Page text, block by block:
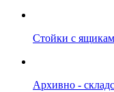
Стойки с
Архивно -